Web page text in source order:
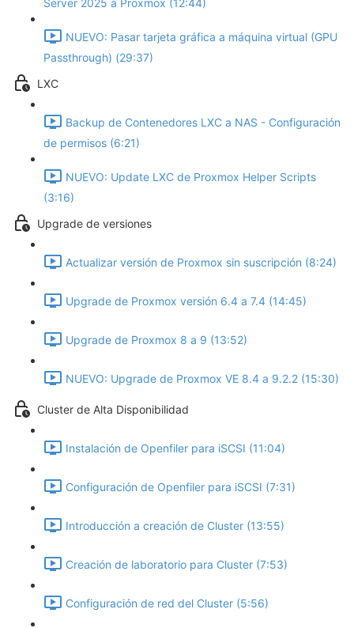
Server 2025 a Proxmox (12:44)
NUEVO: Pasar tarjeta gráfica a máquina virtual (GPU
Passthrough) (29:37)
LXC
Backup de Contenedores LXC a NAS - Configuración
de permisos (6:21)
NUEVO: Update LXC de Proxmox Helper Scripts
(3:16)
Upgrade de versiones
Actualizar versión de Proxmox sin suscripción (8:24)
Upgrade de Proxmox versión 6.4 a 7.4 (14:45)
Upgrade de Proxmox 8 a 9 (13:52)
NUEVO: Upgrade de Proxmox VE 8.4 a 9.2.2 (15:30)
Cluster de Alta Disponibilidad
Instalación de Openfiler para iSCSI (11:04)
Configuración de Openfiler para iSCSI (7:31)
Introducción a creación de Cluster (13:55)
Creación de laboratorio para Cluster (7:53)
Configuración de red del Cluster (5:56)